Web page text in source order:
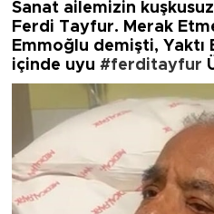
Sanat ailemizin
Ferdi Tayfur. Merak
Emmoğlu demişti, Yaktı
içinde uyu #ferditayfur